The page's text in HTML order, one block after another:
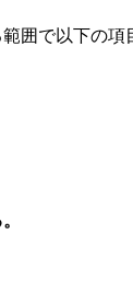
囲で以下の